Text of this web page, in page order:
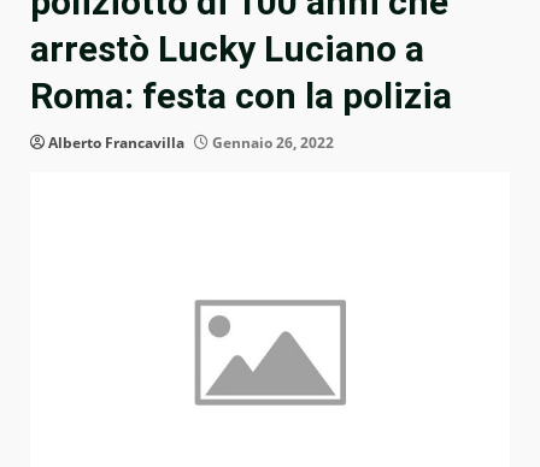
arrestò Lucky Luciano a
Roma: festa con la polizia
Alberto Francavilla Gennaio 26, 2022